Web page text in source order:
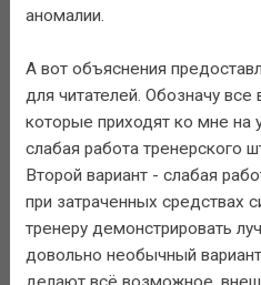
аномалии.
А вот объяснения
для читателей. Обозначу
которые приходят ко мне на
слабая работа тренерского
Второй вариант - слабая
при затраченных средствах
тренеру демонстрировать
довольно необычный